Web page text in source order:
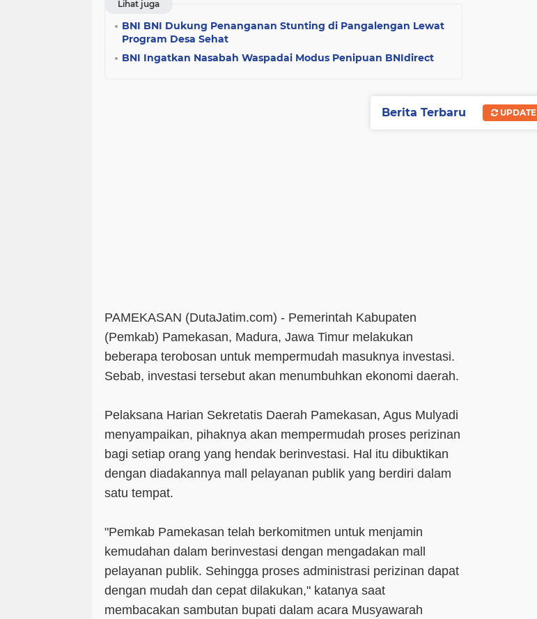
Lihat juga
BNI BNI Dukung Penanganan Stunting di Pangalengan Lewat
Program Desa Sehat
BNI Ingatkan Nasabah Waspadai Modus Penipuan BNIdirect
PAMEKASAN (DutaJatim.com) - Pemerintah Kabupaten
(Pemkab) Pamekasan, Madura, Jawa Timur melakukan
beberapa terobosan untuk mempermudah masuknya investasi.
Sebab, investasi tersebut akan menumbuhkan ekonomi daerah.
Pelaksana Harian Sekretatis Daerah Pamekasan, Agus Mulyadi
menyampaikan, pihaknya akan mempermudah proses perizinan
bagi setiap orang yang hendak berinvestasi. Hal itu dibuktikan
dengan diadakannya mall pelayanan publik yang berdiri dalam
satu tempat.
"Pemkab Pamekasan telah berkomitmen untuk menjamin
kemudahan dalam berinvestasi dengan mengadakan mall
pelayanan publik. Sehingga proses administrasi perizinan dapat
dengan mudah dan cepat dilakukan," katanya saat
membacakan sambutan bupati dalam acara Musyawarah
Berita Terbaru UPDATE